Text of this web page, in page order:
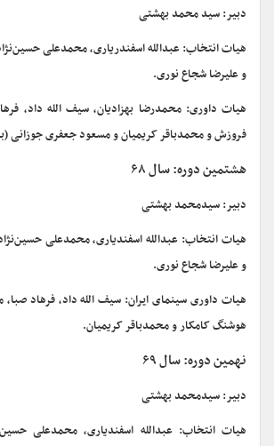
دبیر: سید محمد بهشتی
هیات انتخاب: عبدالله اسفندریاری، محمدعلی
و علیرضا شجاع نوری.
هیات داوری: محمدرضا بهزادیان، سیف الله داد،
فروزش و محمدباقر کریمیان و مسعود جعفری جوزانی
هشتمین دوره: سال ۶۸
دبیر: سیدمحمد بهشتی
هیات انتخاب: عبدالله اسفندیاری، محمدعلی
و علیرضا شجاع نوری.
هیات داوری سینمای ایران: سیف الله داد، فرهاد
هوشنگ کامکار و محمدباقر کریمیان.
نهمین دوره: سال ۶۹
دبیر: سیدمحمد بهشتی
هیات انتخاب: عبدالله اسفندیاری، محمدعلی